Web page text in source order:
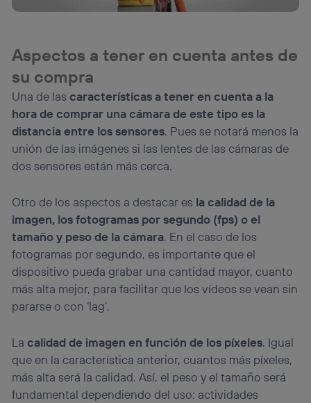
Aspectos a tener en cuenta antes de
su compra
Una de lascaracterísticas a tener en cuenta a la
hora de comprar una cámara de este tipo es la
distancia entre los sensores. Pues se notará menos la
unión de las imágenes si las lentes de las cámaras de
dos sensores están más cerca.
Otro de los aspectos a destacar es la calidad de la
imagen, los fotogramas por segundo (fps) o el
tamaño y peso de la cámara. En el caso de los
fotogramas por segundo, es importante que el
dispositivo pueda grabar una cantidad mayor, cuanto
más alta mejor, para facilitar que los vídeos se vean sin
pararse o con ‘lag’.
Lacalidad de imagen en función de los píxeles. Igual
que en la característica anterior, cuantos más píxeles,
más alta será la calidad. Así, el peso y el tamaño será
fundamental dependiendo del uso: actividades
actividades de navegación de los miembros del hogar
Si utilizas
datos móviles
, el marketing será más
personalizado, ya que se basará únicamente en la
navegación del usuario del móvil.
Puedes gestionar los consentimientos Utiq seleccionando
“Administrar Utiq” en la parte inferior de esta página web o
visitando el portal de privacidad de Utiq
(“consenthub”). Para más información, consulta
la política de privacidad de Utiq.